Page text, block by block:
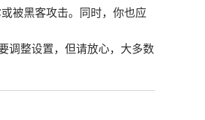
被黑客攻击。同时，你也应
调整设置，但请放心，大多数